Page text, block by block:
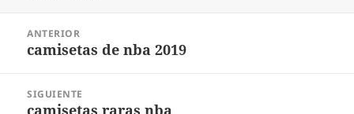
entradas
ANTERIOR
Entrada
camisetas de nba 2019
SIGUIENTE
Entrada
camisetas raras nba